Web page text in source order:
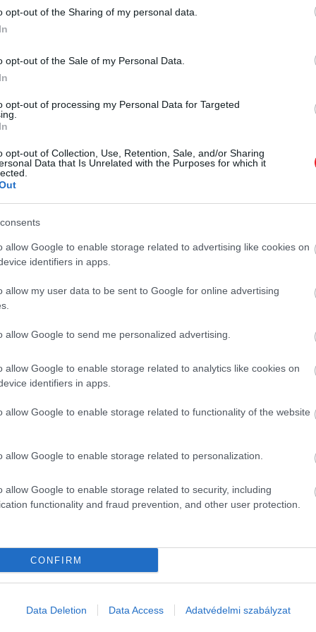
opt-out of the Sharing of my personal data.
opt-out of the Sale of my Personal Data.
opt-out of processing my Personal Data for Targeted
opt-out of Collection, Use, Retention, Sale, and/or Sharing
Data that Is Unrelated with the Purposes for which it
allow Google to enable storage related to advertising like cookies on
identifiers in apps.
allow my user data to be sent to Google for online advertising
allow Google to send me personalized advertising.
allow Google to enable storage related to analytics like cookies on
identifiers in apps.
allow Google to enable storage related to functionality of the website
allow Google to enable storage related to personalization.
allow Google to enable storage related to security, including
functionality and fraud prevention, and other user protection.
CONFIRM
Data Deletion Data Access Adatvédelmi szabályzat
hosszúra is megnőhetett, súlya
pedig egy kisebb autóéval
kolumbiai szénbányában…
A valaha élt legnagyobb